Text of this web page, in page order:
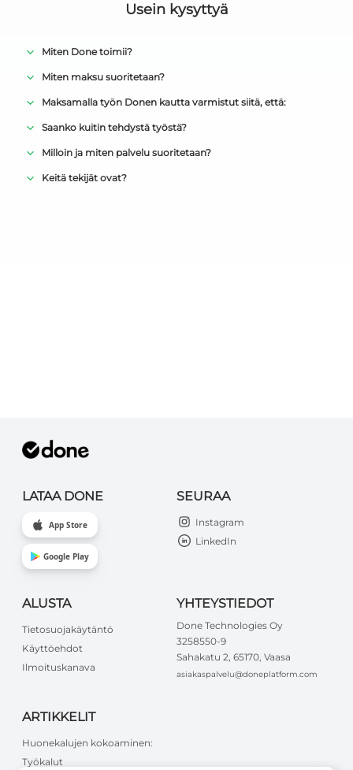
Usein kysyttyä
Miten Done toimii?
Miten maksu suoritetaan?
Maksamalla työn Donen kautta varmistut siitä, että:
Saanko kuitin tehdystä työstä?
Milloin ja miten palvelu suoritetaan?
Keitä tekijät ovat?
LATAA DONE
App Store
Google Play
SEURAA
Instagram
LinkedIn
ALUSTA
Tietosuojakäytäntö
Käyttöehdot
Ilmoituskanava
YHTEYSTIEDOT
Done Technologies Oy
3258550-9
Sahakatu 2, 65170, Vaasa
asiakaspalvelu@doneplatform.com
ARTIKKELIT
Huonekalujen kokoaminen:
Työkalut